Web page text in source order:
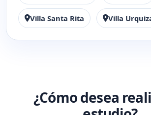
Villa Santa Rita Villa
¿Cómo desea